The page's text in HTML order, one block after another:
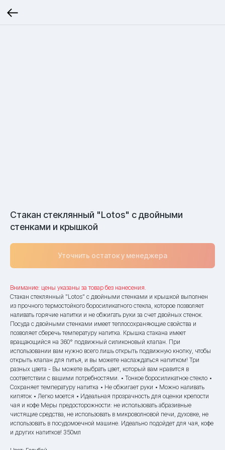
Стакан стеклянный "Lotos" с двойными
стенками и крышкой
Уточнить остаток у менеджера
Внимание: цены указаны за товар без нанесения.
Стакан стеклянный "Lotos" с двойными стенками и крышкой выполнен
из прочного термостойкого боросиликатного стекла, которое позволяет
наливать горячие напитки и не обжигать руки за счет двойных стенок.
Посуда с двойными стенками имеет теплосохраняющие свойства и
позволяет сберечь температуру напитка. Крышка стакана имеет
вращающийся на 360° подвижный силиконовый клапан. При
использовании вам нужно всего лишь открыть подвижную кнопку, чтобы
открыть клапан для питья, и вы можете наслаждаться напитком! Три
разных цвета - Вы можете выбрать цвет, который вам нравится в
соответствии с вашими потребностями. • Тонкое боросиликатное стекло •
Сохраняет температуру напитка • Не обжигает руки • Можно наливать
кипяток • Легко моется • Идеальная прозрачность для оценки крепости
чая и кофе Меры предосторожности: не использовать абразивные
чистящие средства, не использовать в микроволновой печи, духовке, не
использовать в посудомоечной машине. Идеально подойдет для чая, кофе
и других напитков! 350мл